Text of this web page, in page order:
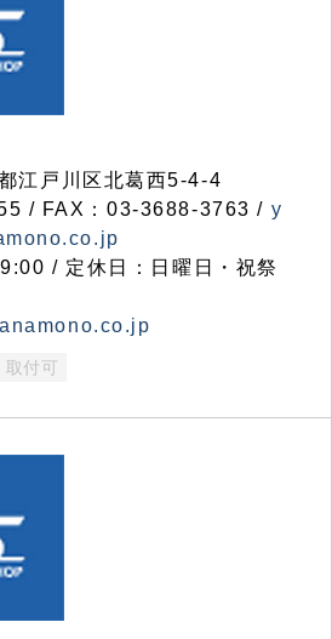
江戸川区北葛西5-4-4
/ FAX：03-3688-3763 / y
/ 定休日：日曜日・祝祭
取付可